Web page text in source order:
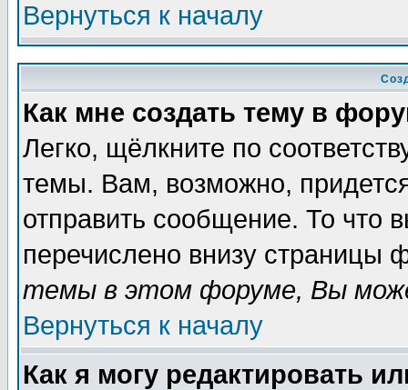
Вернуться к началу
Как мне создать тему в
Легко, щёлкните по
темы. Вам, возможно,
отправить сообщение. То что
перечислено внизу страницы
темы в этом форуме, Вы
Вернуться к началу
Как я могу редактировать